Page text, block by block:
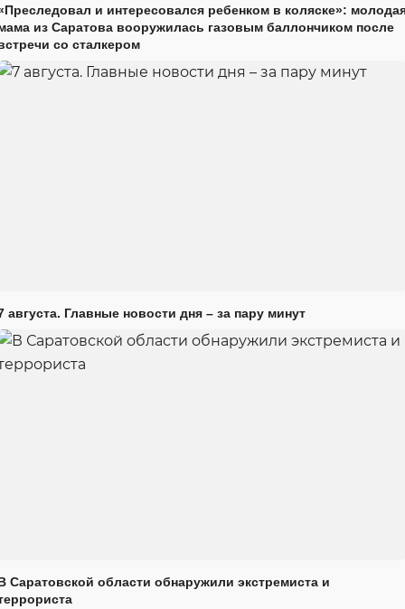
и интересовался ребенком в коляске»:
из Саратова вооружилась газовым баллончиком после
со сталкером
августа. Главные новости дня – за пару минут
Саратовской области обнаружили экстремиста и